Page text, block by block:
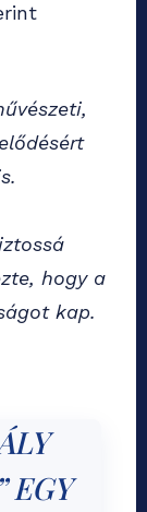
hogy a
kap.
EGY